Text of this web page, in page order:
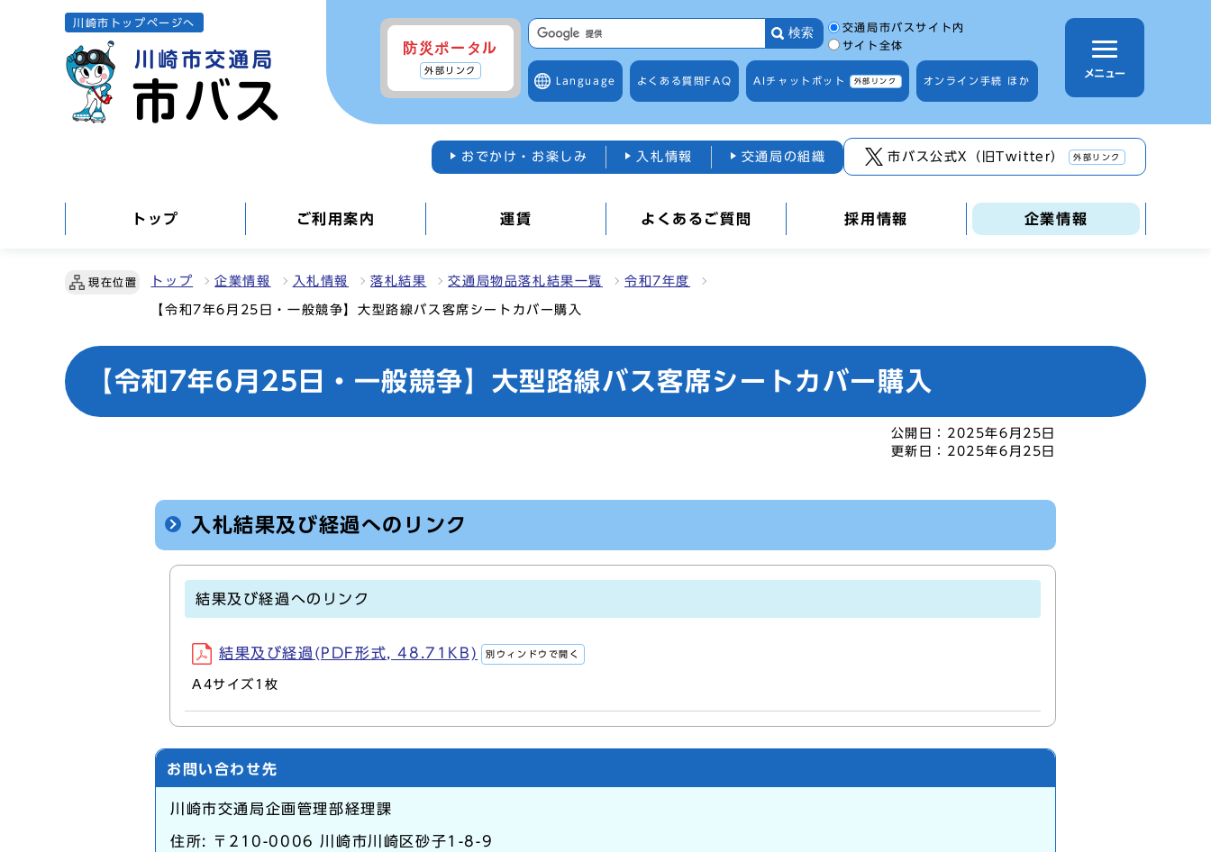
川崎市トップページへ
防災ポータル
外部リンク
検索 サイト内検索の範囲
交通局市バスサイト内
サイト全体
Language よくある質問 FAQ AIチャットボット 外部リンク オンライン手続 ほか
メニュー
おでかけ・お楽しみ 入札情報 交通局の組織 市バス公式X（旧Twitter） 外部リンク
トップ ご利用案内 運賃 よくあるご質問 採用情報 企業情報
現在位置 トップ 企業情報 入札情報 落札結果 交通局物品落札結果一覧 令和7年度
【令和7年6月25日・一般競争】大型路線バス客席シートカバー購入
【令和7年6月25日・一般競争】大型路線バス客席シートカバー購入
公開日： 2025年6月25日
更新日： 2025年6月25日
入札結果及び経過へのリンク
結果及び経過へのリンク
結果及び経過(PDF形式, 48.71KB) 別ウィンドウで開く
A4サイズ1枚
お問い合わせ先
川崎市交通局企画管理部経理課
住所: 〒210-0006 川崎市川崎区砂子1-8-9